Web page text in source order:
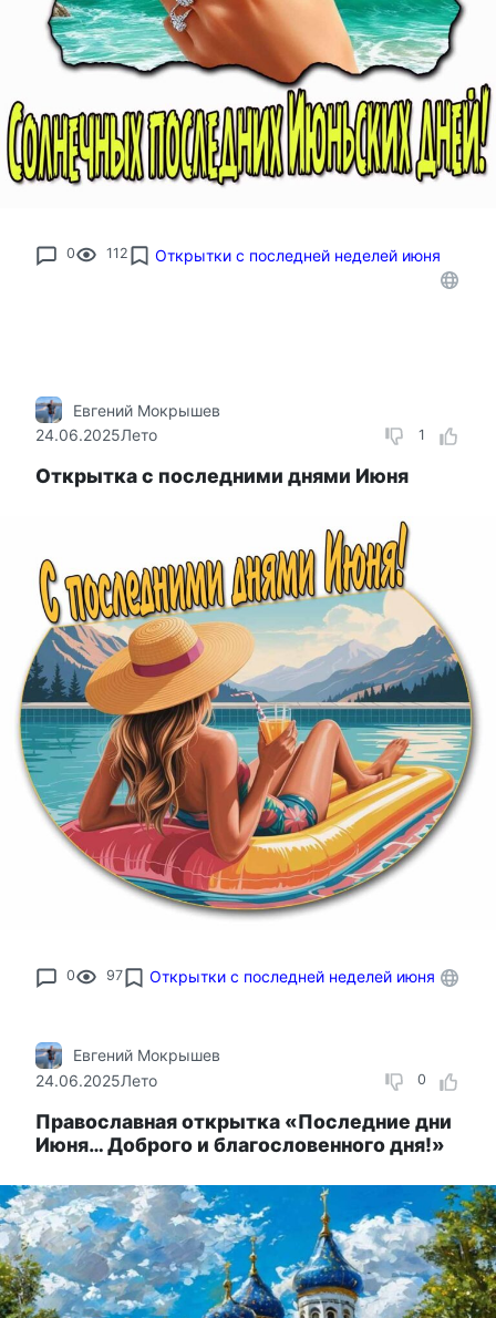
0 112 Открытки с последней неделей июня
1
Евгений Мокрышев
24.06.2025Лето
Открытка с последними днями Июня
0 97 Открытки с последней неделей июня
0
Евгений Мокрышев
24.06.2025Лето
Православная открытка «Последние дни
Июня… Доброго и благословенного дня!»